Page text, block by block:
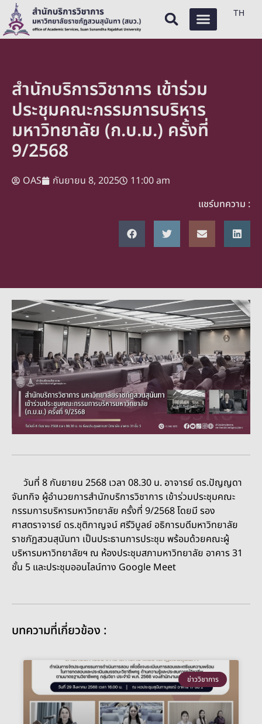
TH
สำนักบริการวิชาการ เข้าร่วม
ประชุมคณะกรรมการบริหาร
มหาวิทยาลัย (ก.บ.ม.) ครั้งที่
9/2568
OAS กันยายน 8, 2025
11:00 am
แชร์บทความ :
วันที่ 8 กันยายน 2568 เวลา 08.30 น. อาจารย์ ดร.ปัญญดา
จันทกิจ ผู้อำนวยการสำนักบริการวิชาการ เข้าร่วมประชุมคณะ
กรรมการบริหารมหาวิทยาลัย ครั้งที่ 9/2568 โดยมี รอง
ศาสตราจารย์ ดร.ชุติกาญจน์ ศรีวิบูลย์ อธิการบดีมหาวิทยาลัย
ราชภัฏสวนสุนันทา เป็นประธานการประชุม พร้อมด้วยคณะผู้
บริหารมหาวิทยาลัยฯ ณ ห้องประชุมสภามหาวิทยาลัย อาคาร 31
ชั้น 5 และประชุมออนไลน์ทาง Google Meet
บทความที่เกี่ยวข้อง :
ข่าววิชาการ